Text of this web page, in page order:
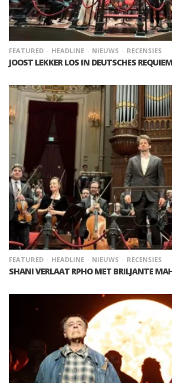
FEATURED HEADLINE NIEUWS RECENSIES
JOOST LEKKER LOS IN DEUTSCHES REQUIEM
FEATURED HEADLINE NIEUWS RECENSIES
SHANI VERLAAT RPHO MET BRILJANTE